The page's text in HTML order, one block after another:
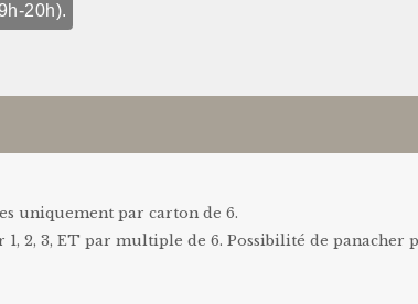
20h).
uniquement par carton de 6.
1, 2, 3, ET par multiple de 6. Possibilité de panacher